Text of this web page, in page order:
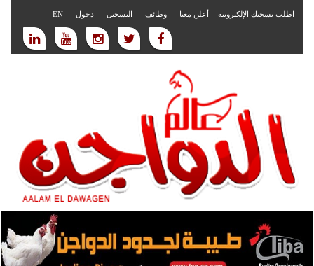
اطلب نسختك الإلكترونية أعلن معنا وظائف التسجيل دخول EN